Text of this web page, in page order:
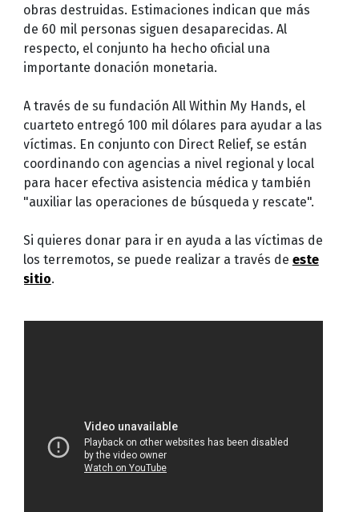
obras destruidas. Estimaciones indican que más
de 60 mil personas siguen desaparecidas. Al
respecto, el conjunto ha hecho oficial una
importante donación monetaria.
A través de su fundación All Within My Hands, el
cuarteto entregó 100 mil dólares para ayudar a las
víctimas. En conjunto con Direct Relief, se están
coordinando con agencias a nivel regional y local
para hacer efectiva asistencia médica y también
"auxiliar las operaciones de búsqueda y rescate".
Si quieres donar para ir en ayuda a las víctimas de
los terremotos, se puede realizar a través de este
sitio.